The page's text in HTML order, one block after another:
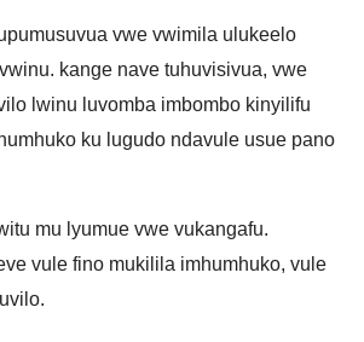
vwe vwimila ulukeelo
kange nave tuhuvisivua, vwe
lwinu luvomba imbombo kinyilifu
ku lugudo ndavule usue pano
mu lyumue vwe vukangafu.
vule fino mukilila imhumhuko, vule